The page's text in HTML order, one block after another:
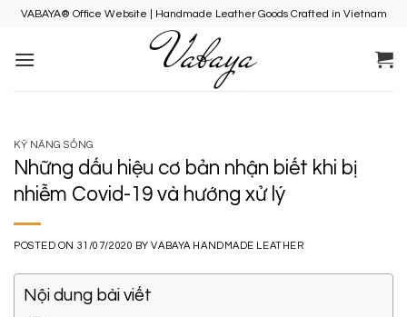
Skip
content
VABAYA® Office Website | Handmade Leather Goods Crafted in Vietnam
KỸ NĂNG SỐNG
Những dấu hiệu cơ bản nhận biết khi bị
nhiễm Covid-19 và hướng xử lý
POSTED ON 31/07/2020 BYVABAYA HANDMADE LEATHER
Nội dung bài viết